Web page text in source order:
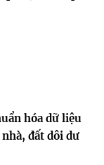
hóa dữ liệu
đất dôi dư